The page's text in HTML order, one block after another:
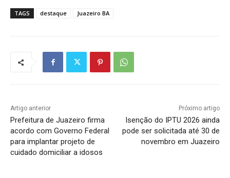
TAGS destaque Juazeiro BA
Artigo anterior
Prefeitura de Juazeiro firma
acordo com Governo Federal
para implantar projeto de
cuidado domiciliar a idosos
Próximo artigo
Isenção do IPTU 2026 ainda
pode ser solicitada até 30 de
novembro em Juazeiro